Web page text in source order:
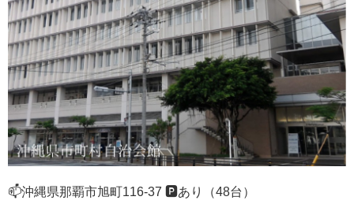
📫沖縄県那覇市旭町116-37 🅿️あり（48台）